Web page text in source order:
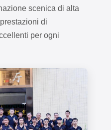
scenica di alta
di
per ogni